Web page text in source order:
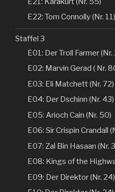
E22: Tom Connolly (Nr. 11)
Staffel 3
E01: Der Troll Farmer (Nr.
E02: Marvin Gerad ( Nr.
E03: Eli Matchett (Nr. 72)
E04: Der Dschinn (Nr. 43)
E05: Arioch Cain (Nr. 50)
E06: Sir Crispin Crandall
E07: Zal Bin Hasaan (Nr.
E08: Kings of the
E09: Der Direktor (Nr. 24)